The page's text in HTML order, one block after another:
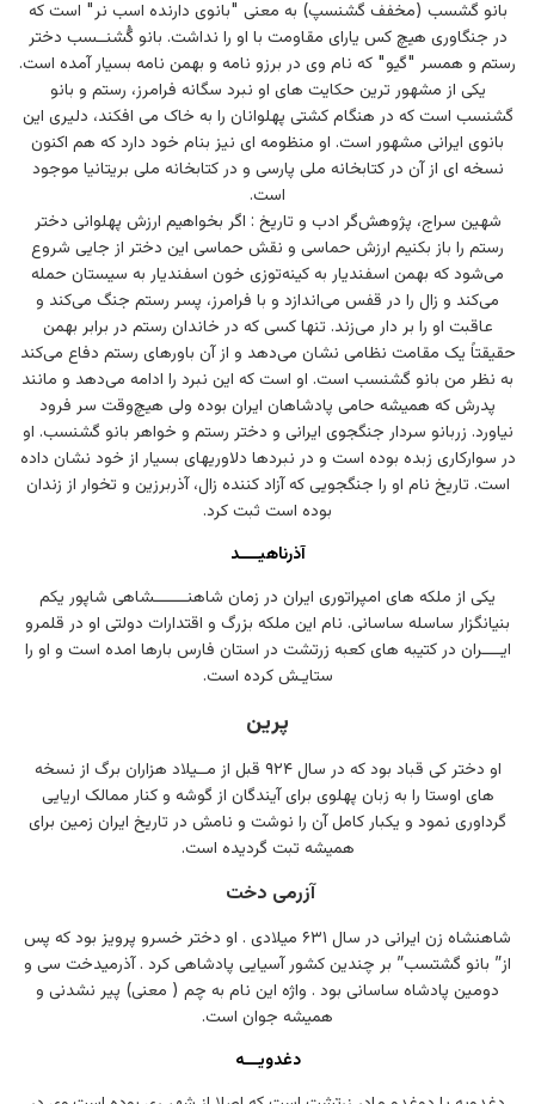
بانو گشسب (مخفف گشنسپ) به معنی "بانوی دارنده اسب نر" است که
در جنگاوری هیچ کس یارای مقاومت با او را نداشت. بانو گُشنــسب دختر
رستم و همسر "گیو" که نام وی در برزو نامه و بهمن نامه بسیار آمده است.
یکی از مشهور ترین حکایت های او نبرد سگانه فرامرز، رستم و بانو
گشنسب است که در هنگام کشتی پهلوانان را به خاک می افکند، دلیری این
بانوی ایرانی مشهور است. او منظومه ای نیز بنام خود دارد که هم اکنون
نسخه ای از آن در کتابخانه ملی پارسی و در کتابخانه ملی بریتانیا موجود
است.
شهین سراج، پژوهش‌گر ادب و تاریخ : اگر بخواهیم ارزش پهلوانی دختر
رستم را باز بکنیم ارزش حماسی و نقش حماسی این دختر از جایی شروع
می‌شود که بهمن اسفندیار به کینه‌توزی خون اسفندیار به سیستان حمله
می‌کند و زال را در قفس می‌اندازد و با فرامرز، پسر رستم جنگ می‌کند و
عاقبت او را بر دار می‌زند. تنها کسی که در خاندان رستم در برابر بهمن
حقیقتاً یک مقامت نظامی نشان می‌دهد و از آن باورهای رستم دفاع می‌کند
به نظر من بانو گشنسب است. او است که این نبرد را ادامه می‌دهد و مانند
پدرش که همیشه حامی پادشاهان ایران بوده ولی هیچ‌وقت سر فرود
نیاورد. زربانو سردار جنگجوی ایرانی و دختر رستم و خواهر بانو گشنسب. او
در سوارکاری زبده بوده است و در نبردها دلاوریهای بسیار از خود نشان داده
است. تاریخ نام او را جنگجویی که آزاد کننده زال، آذربرزین و تخوار از زندان
بوده است ثبت کرد.
آذرناهیــــد
یکی از ملکه های امپراتوری ایران در زمان شاهنـــــــشاهی شاپور یکم
بنیانگزار ساسله ساسانی. نام این ملکه بزرگ و اقتدارات دولتی او در قلمرو
ایــــران در کتیبه های کعبه زرتشت در استان فارس بارها امده است و او را
ستایـش کرده است.
پرین
او دختر کی قباد بود که در سال ۹۲۴ قبل از مــیلاد هزاران برگ از نسخه
های اوستا را به زبان پهلوی برای آیندگان از گوشه و کنار ممالک اریایی
گرداوری نمود و یکبار کامل آن را نوشت و نامش در تاریخ ایران زمین برای
همیشه تبت گردیده است.
آزرمی دخت
شاهنشاه زن ایرانی در سال ۶٣١ میلادی . او دختر خسرو پرویز بود که پس
از” بانو گشتسب” بر چندین کشور آسیایی پادشاهی کرد . آذرمیدخت سی و
دومین پادشاه ساسانی بود . واژه این نام به چم ( معنی) پیر نشدنی و
همیشه جوان است.
دغدویـــه